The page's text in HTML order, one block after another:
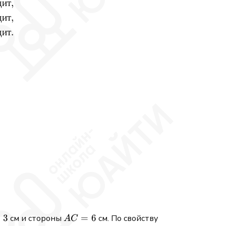
,
,
.
- 5y = 12 &\implies y = -1 &\quad (1, -1), \\
3 см и стороныAC
AC = 6 см. По свойству